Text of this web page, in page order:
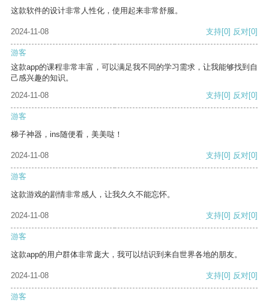
这款软件的设计非常人性化，使用起来非常舒服。
2024-11-08 支持[0] 反对[0]
游客
这款app的课程非常丰富，可以满足我不同的学习需求，让我能够找到自
己感兴趣的知识。
2024-11-08
支持[0] 反对[0]
游客
梯子神器，ins随便看，美美哒！
2024-11-08 支持[0] 反对[0]
游客
这款游戏的剧情非常感人，让我久久不能忘怀。
2024-11-08 支持[0] 反对[0]
游客
这款app的用户群体非常庞大，我可以结识到来自世界各地的朋友。
2024-11-08 支持[0] 反对[0]
游客